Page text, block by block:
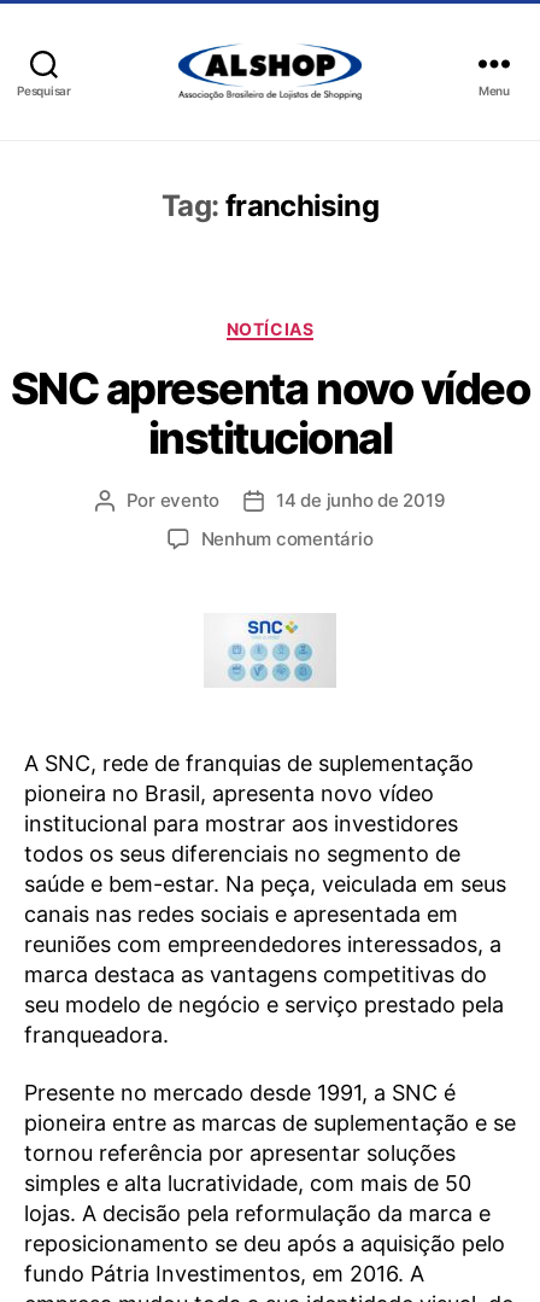
Pesquisar Menu
Tag: franchising
NOTÍCIAS
SNC apresenta novo vídeo
institucional
Por evento
14 de junho de 2019
Nenhum comentário
A SNC, rede de franquias de suplementação
pioneira no Brasil, apresenta novo vídeo
institucional para mostrar aos investidores
todos os seus diferenciais no segmento de
saúde e bem-estar. Na peça, veiculada em seus
canais nas redes sociais e apresentada em
reuniões com empreendedores interessados, a
marca destaca as vantagens competitivas do
seu modelo de negócio e serviço prestado pela
franqueadora.
Presente no mercado desde 1991, a SNC é
pioneira entre as marcas de suplementação e se
tornou referência por apresentar soluções
simples e alta lucratividade, com mais de 50
lojas. A decisão pela reformulação da marca e
reposicionamento se deu após a aquisição pelo
fundo Pátria Investimentos, em 2016. A